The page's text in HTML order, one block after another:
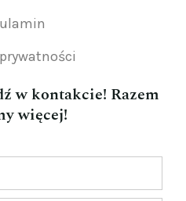
w kontakcie! Razem
więcej!